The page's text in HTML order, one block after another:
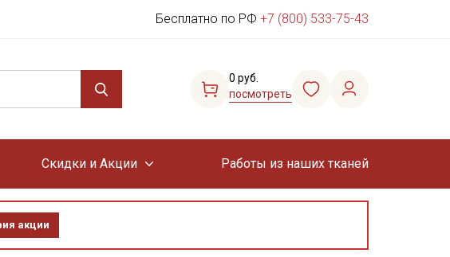
Бесплатно по РФ +7 (800) 533-75-43
0 руб.
посмотреть
Скидки и Акции Работы из наших тканей
акции